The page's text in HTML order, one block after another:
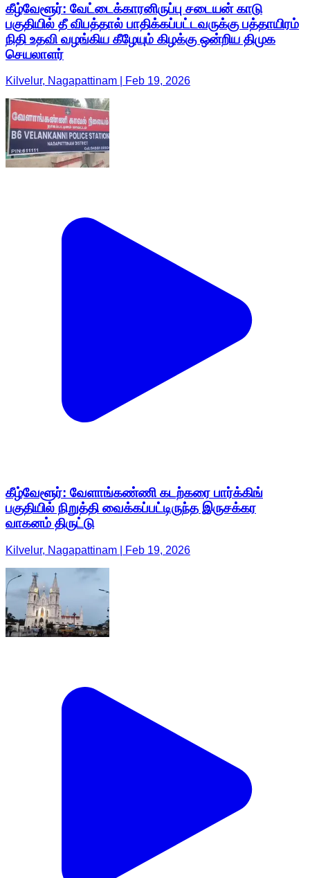
கீழ்வேளூர்: வேட்டைக்காரனிருப்பு சடையன் காடு
பகுதியில் தீ விபத்தால் பாதிக்கப்பட்டவருக்கு பத்தாயிரம்
நிதி உதவி வழங்கிய கீழேயும் கிழக்கு ஒன்றிய திமுக
செயலாளர்
Kilvelur, Nagapattinam | Feb 19, 2026
கீழ்வேளூர்: வேளாங்கண்ணி கடற்கரை பார்க்கிங்
பகுதியில் நிறுத்தி வைக்கப்பட்டிருந்த இருசக்கர
வாகனம் திருட்டு
Kilvelur, Nagapattinam | Feb 19, 2026